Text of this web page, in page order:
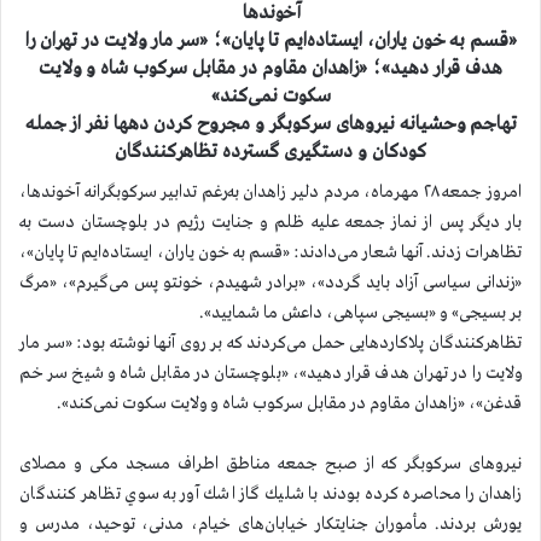
آخوندها
«قسم به خون یاران، ایستاده‌ایم تا پایان»؛ «سر مار ولایت در تهران را
هدف قرار دهید»؛ «زاهدان مقاوم در مقابل سرکوب شاه و ولایت
سکوت نمی‌کند»
تهاجم وحشیانه نیروهای سرکوبگر و مجروح کردن دهها نفر از جمله
کودکان و دستگیری گسترده تظاهرکنندگان
امروز جمعه ۲۸ مهرماه، مردم دلیر زاهدان به‌رغم تدابیر سرکوبگرانه آخوندها،
بار دیگر پس از نماز جمعه علیه ظلم و جنایت رژیم در بلوچستان دست به
تظاهرات زدند. آنها شعار می‌دادند: «قسم به خون یاران، ایستاده‌ایم تا پایان»،
«زندانی سیاسی آزاد باید گردد»، «برادر شهیدم، خونتو پس می‌گیرم»، «مرگ
بر بسیجی» و «بسیجی سپاهی، داعش ما شمایید».
تظاهرکنندگان پلاکاردهایی حمل می‌کردند که بر روی آنها نوشته بود: «سر مار
ولایت را در تهران هدف قرار دهید»، «بلوچستان در مقابل شاه و شیخ سر خم
قدغن»، «زاهدان مقاوم در مقابل سرکوب شاه و ولایت سکوت نمی‌کند».
نیروهای سرکوبگر که از صبح جمعه مناطق اطراف مسجد مکی و مصلای
زاهدان را محاصره کرده بودند با شليك گاز اشك آور به سوي تظاهر کنندگان
يورش بردند. مأموران جنایتکار خیابان‌های خیام، مدنی، توحید، مدرس و